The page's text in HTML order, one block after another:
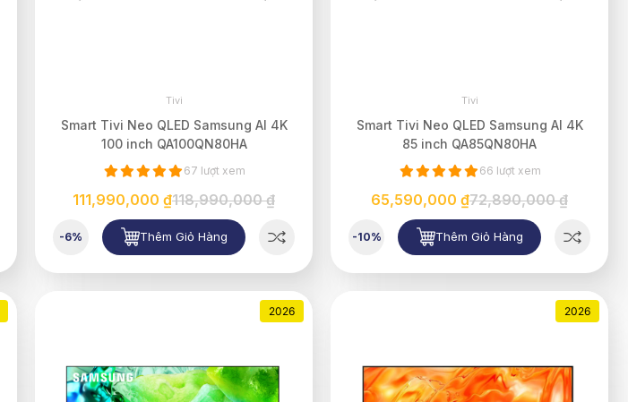
Tivi
Smart Tivi Neo QLED Samsung AI 4K
100 inch QA100QN80HA
67 lượt xem
111,990,000 ₫118,990,000 ₫
-6% Thêm Giỏ Hàng
Tivi
Smart Tivi Neo QLED Samsung AI 4K
85 inch QA85QN80HA
66 lượt xem
65,590,000 ₫72,890,000 ₫
-10% Thêm Giỏ Hàng
2026 2026